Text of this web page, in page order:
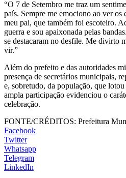
“O 7 de Setembro me traz um
país. Sempre me emociono ao ver os
meu pai, que também foi escoteiro.
guerra e sou apaixonada pelas
se destacaram no desfile. Me divirto
vir.”
Além do prefeito e das autoridades
presença de secretários municipais,
e, sobretudo, da população, que
ampla participação evidenciou o
celebração.
FONTE/CRÉDITOS: Prefeitura
Facebook
Twitter
Whatsapp
Telegram
LinkedIn